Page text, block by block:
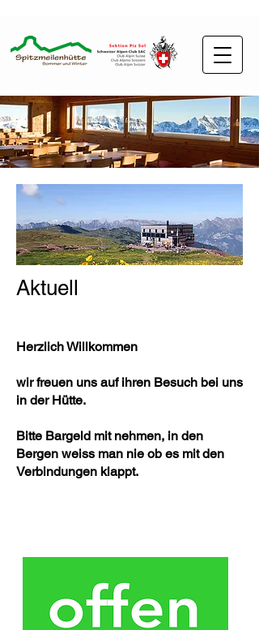
Aktuell
Herzlich Willkommen
wir freuen uns auf ihren Besuch bei uns
in der Hütte.
Bitte Bargeld mit nehmen, in den
Bergen weiss man nie ob es mit den
Verbindungen klappt.